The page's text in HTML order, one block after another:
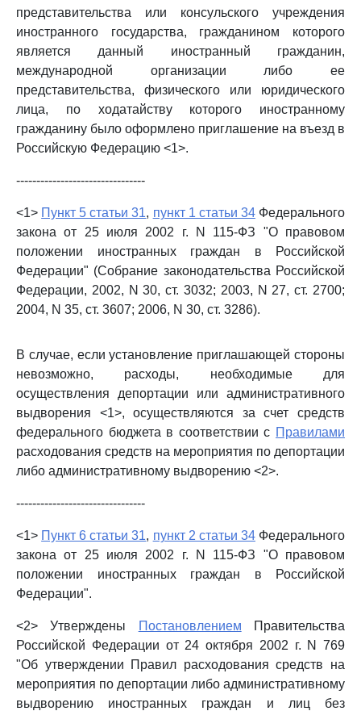
представительства или консульского учреждения
иностранного государства, гражданином которого
является данный иностранный гражданин,
международной организации либо ее
представительства, физического или юридического
лица, по ходатайству которого иностранному
гражданину было оформлено приглашение на въезд в
Российскую Федерацию <1>.
--------------------------------
<1> Пункт 5 статьи 31, пункт 1 статьи 34Федерального
закона от 25 июля 2002 г. N 115-ФЗ "О правовом
положении иностранных граждан в Российской
Федерации" (Собрание законодательства Российской
Федерации, 2002, N 30, ст. 3032; 2003, N 27, ст. 2700;
2004, N 35, ст. 3607; 2006, N 30, ст. 3286).
В случае, если установление приглашающей стороны
невозможно, расходы, необходимые для
осуществления депортации или административного
выдворения <1>, осуществляются за счет средств
федерального бюджета в соответствии с Правилами
расходования средств на мероприятия по депортации
либо административному выдворению <2>.
--------------------------------
<1> Пункт 6 статьи 31, пункт 2 статьи 34Федерального
закона от 25 июля 2002 г. N 115-ФЗ "О правовом
положении иностранных граждан в Российской
Федерации".
<2> Утверждены Постановлением Правительства
Российской Федерации от 24 октября 2002 г. N 769
"Об утверждении Правил расходования средств на
мероприятия по депортации либо административному
выдворению иностранных граждан и лиц без